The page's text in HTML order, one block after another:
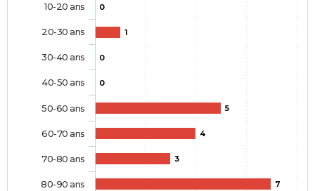
0
1
0
0
5
4
3
7
10-20 ans
20-30 ans
30-40 ans
40-50 ans
50-60 ans
60-70 ans
70-80 ans
80-90 ans